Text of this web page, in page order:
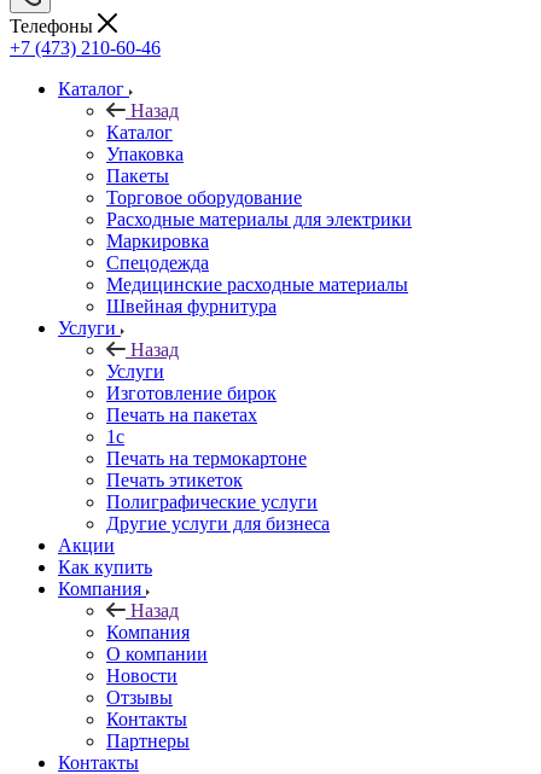
Телефоны
+7 (473) 210-60-46
Каталог
Назад
Каталог
Упаковка
Пакеты
Торговое оборудование
Расходные материалы для электрики
Маркировка
Спецодежда
Медицинские расходные материалы
Швейная фурнитура
Услуги
Назад
Услуги
Изготовление бирок
Печать на пакетах
1c
Печать на термокартоне
Печать этикеток
Полиграфические услуги
Другие услуги для бизнеса
Акции
Как купить
Компания
Назад
Компания
О компании
Новости
Отзывы
Контакты
Партнеры
Контакты